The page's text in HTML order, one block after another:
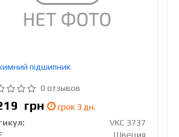
підшипник
0 отзывов
грн
срок 3 дн.
VKC 3737
Швеция